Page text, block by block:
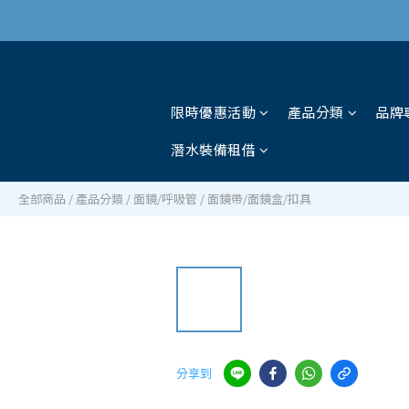
限時優惠活動 產品分類
品牌
潛水裝備租借
全部商品 / 產品分類 / 面鏡/呼吸管 / 面鏡帶/面鏡盒/扣具
分享到